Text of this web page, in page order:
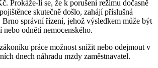
Prokáže-li se, že k porušení režimu dočasně
skutečně došlo, zahájí příslušná
správní řízení, jehož výsledkem může být
odnětí nemocenského.
práce možnost snížit nebo odejmout v
dnech náhradu mzdy zaměstnavatel.